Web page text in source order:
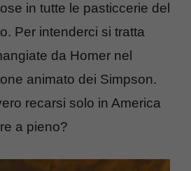
in tutte le pasticcerie del
Per intenderci si tratta
da Homer nel
animato dei Simpson.
recarsi solo in America
a pieno?